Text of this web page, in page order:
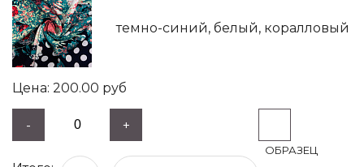
темно-синий, белый, коралловый
200.00 руб
- +